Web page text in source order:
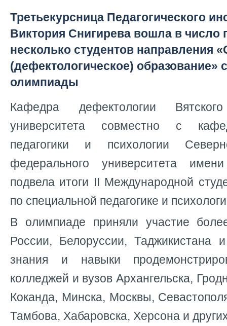
Третьекурсница Педагогического
Виктория Снигирева вошла в число
несколько студентов направления
(дефектологическое) образование»
олимпиады
Кафедра дефектологии Вятского
университета совместно с
педагогики и психологии
федерального университета
подвела итоги II Международной
по специальной педагогике и
В олимпиаде приняли участие
России, Белоруссии, Таджикистана
знания и навыки
колледжей и вузов Архангельска,
Коканда, Минска, Москвы,
Тамбова, Хабаровска, Херсона и